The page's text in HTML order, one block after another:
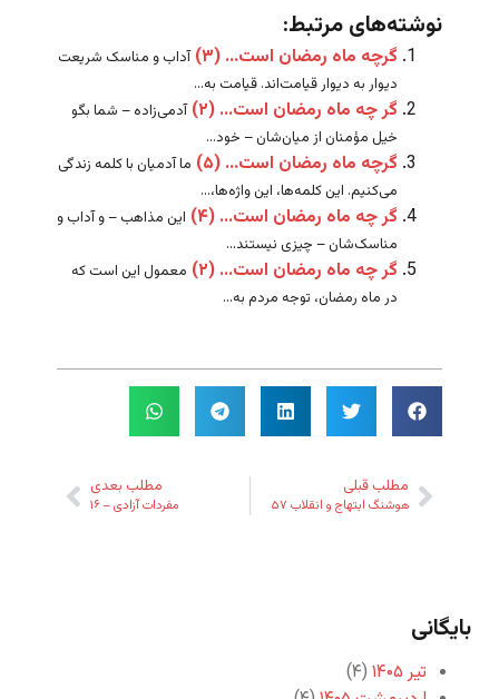
6. 06-Ramadhan Prayer
7. 07-Sahar Prayer
نوشته‌های مرتبط:
گرچه ماه رمضان است… (۳)
آداب و مناسک شریعت
دیوار به دیوار قیامت‌اند. قیامت به...
گر چه ماه رمضان است… (۲)
آدمی‌زاده – شما بگو
خیل مؤمنان از میان‌شان – خود...
گرچه ماه رمضان است… (۵)
ما آدمیان با کلمه زندگی
می‌کنیم. این کلمه‌ها، این واژه‌ها،...
گر چه ماه رمضان است… (۴)
این مذاهب – و آداب و
مناسک‌شان – چیزی نیستند...
گر چه ماه رمضان است… (۲)
معمول این است که
در ماه رمضان، توجه مردم به...
مطلب قبلی
هوشنگ ابتهاج و انقلاب ۵۷
مطلب بعدی
مفردات آزادی – ۱۶
بایگانی
تیر ۱۴۰۵
(۴)